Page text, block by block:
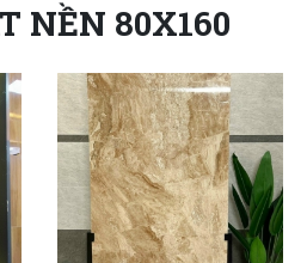
NỀN 80X160